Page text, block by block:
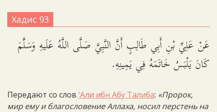
Хадис 93
عَنْ عَلِيِّ بْنِ أَبِي طَالِبٍ أَنَّ النَّبِيَّ صَلَّى اللَّهُ عَلَيهِ وَسَلَّمَ
كَانَ يَلْبَسُ خَاتَمَهُ فِي يَمِينِهِ.
Передают со слов ‘Али ибн Абу Талиба: «Пророк,
мир ему и благословение Аллаха, носил перстень на